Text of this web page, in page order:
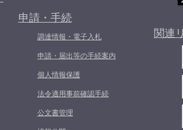
申請・手続
調達情報・電子入札
申請・届出等の手続案内
個人情報保護
法令適用事前確認手続
公文書管理
関連